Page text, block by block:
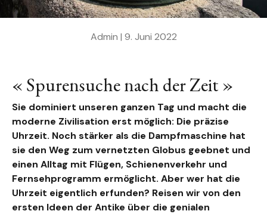
Admin | 9. Juni 2022
« Spurensuche nach der Zeit »
Sie dominiert unseren ganzen Tag und macht die
moderne Zivilisation erst möglich: Die präzise
Uhrzeit. Noch stärker als die Dampfmaschine hat
sie den Weg zum vernetzten Globus geebnet und
einen Alltag mit Flügen, Schienenverkehr und
Fernsehprogramm ermöglicht. Aber wer hat die
Uhrzeit eigentlich erfunden? Reisen wir von den
ersten Ideen der Antike über die genialen